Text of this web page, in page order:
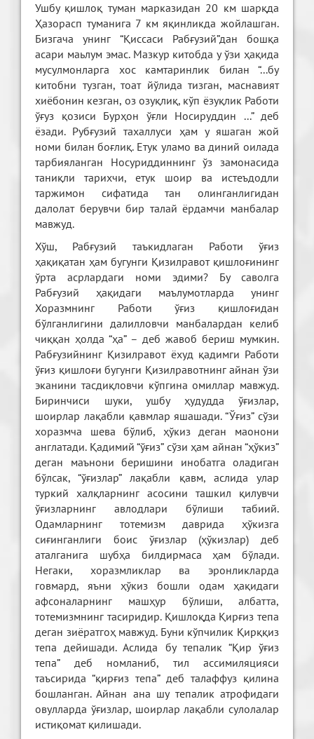
Ушбу қишлоқ туман марказидан 20 км шарқда
Ҳазорасп туманига 7 км яқинликда жойлашган.
Бизгача унинг “Қиссаси Рабғузий”дан бошқа
асари маьлум эмас. Мазкур китобда у ўзи ҳақида
мусулмонларга хос камтаринлик билан “...бу
китобни тузган, тоат йўлида тизган, маснавият
хиёбонин кезган, оз озуқлиқ, кўп ёзуқлик Работи
ўғуз қозиси Бурҳон ўғли Носируддин ...” деб
ёзади. Рубғузий тахаллуси ҳам у яшаган жой
номи билан боғлиқ. Етук уламо ва диний оилада
тарбияланган Носуриддиннинг ўз замонасида
таниқли тарихчи, етук шоир ва истеъдодли
таржимон сифатида тан олинганлигидан
далолат берувчи бир талай ёрдамчи манбалар
мавжуд.
Хўш, Рабғузий таъкидлаган Работи ўғиз
ҳақиқатан ҳам бугунги Қизилравот қишлоғининг
ўрта асрлардаги номи эдими? Бу саволга
Рабғузий ҳақидаги маълумотларда унинг
Хоразмнинг Работи ўғиз қишлоғидан
бўлганлигини далилловчи манбалардан келиб
чиққан ҳолда “ҳа” – деб жавоб бериш мумкин.
Рабғузийнинг Қизилравот ёхуд қадимги Работи
ўғиз қишлоғи бугунги Қизилравотнинг айнан ўзи
эканини тасдиқловчи кўпгина омиллар мавжуд.
Биринчиси шуки, ушбу ҳудудда ўғизлар,
шоирлар лақабли қавмлар яшашади. “Ўғиз” сўзи
хоразмча шева бўлиб, ҳўкиз деган маoнони
англатади. Қадимий “ўғиз” сўзи ҳам айнан “ҳўкиз”
деган маънони беришини инобатга оладиган
бўлсак, “ўғизлар” лақабли қавм, аслида улар
туркий халқларнинг асосини ташкил қилувчи
ўғизларнинг авлодлари бўлиши табиий.
Одамларнинг тотемизм даврида ҳўкизга
сиғинганлиги боис ўғизлар (ҳўкизлар) деб
аталганига шубҳа билдирмаса ҳам бўлади.
Негаки, хоразмликлар ва эронликларда
говмард, яъни ҳўкиз бошли одам ҳақидаги
афсоналарнинг машҳур бўлиши, албатта,
тотемизмнинг тасиридир. Қишлоқда Қирғиз тепа
деган зиёратгоҳ мавжуд. Буни кўпчилик Қирққиз
тепа дейишади. Аслида бу тепалик “Қир ўғиз
тепа” деб номланиб, тил ассимиляцияси
таъсирида “қирғиз тепа” деб талаффуз қилина
бошланган. Айнан ана шу тепалик атрофидаги
овулларда ўғизлар, шоирлар лақабли сулолалар
истиқомат қилишади.